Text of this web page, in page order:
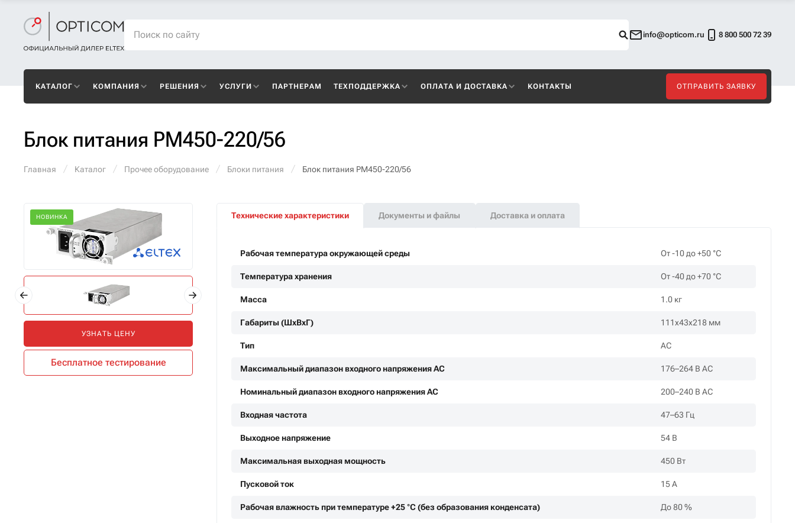
info@opticom.ru 8 800 500 72 39
КАТАЛОГ КОМПАНИЯ РЕШЕНИЯ УСЛУГИ ПАРТНЕРАМ ТЕХПОДДЕРЖКА ОПЛАТА И ДОСТАВКА КОНТАКТЫ ОТПРАВИТЬ ЗАЯВКУ
Блок питания PM450-220/56
Главная Каталог Прочее оборудование Блоки питания Блок питания PM450-220/56
НОВИНКА
УЗНАТЬ ЦЕНУ
Бесплатное тестирование
Технические характеристики Документы и файлы Доставка и оплата
Рабочая температура окружающей среды От -10 до +50 °С
Температура хранения От -40 до +70 °С
Масса 1.0 кг
Габариты (ШxВxГ) 111х43х218 мм
Тип AC
Максимальный диапазон входного напряжения АС 176–264 В AC
Номинальный диапазон входного напряжения АС 200–240 В AC
Входная частота 47–63 Гц
Выходное напряжение 54 В
Максимальная выходная мощность 450 Вт
Пусковой ток 15 А
Рабочая влажность при температуре +25 °С (без образования конденсата) До 80 %